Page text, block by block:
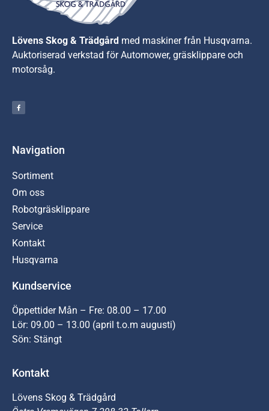
Lövens Skog & Trädgård med maskiner från Husqvarna.
Auktoriserad verkstad för Automower, gräsklippare och
motorsåg.
Navigation
Sortiment
Om oss
Robotgräsklippare
Service
Kontakt
Husqvarna
Kundservice
Öppettider Mån – Fre: 08.00 – 17.00
Lör: 09.00 – 13.00 (april t.o.m augusti)
Sön: Stängt
Kontakt
Lövens Skog & Trädgård